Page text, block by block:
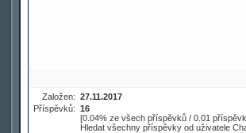
Založen: 27.11.2017
Příspěvků: 16
[0.04% ze všech příspěvků / 0.01
Hledat všechny příspěvky od uživatele